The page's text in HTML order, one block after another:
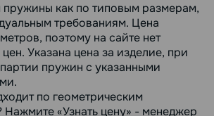
как по типовым размерам,
требованиям. Цена
поэтому на сайте нет
Указана цена за изделие, при
пружин с указанными
по геометрическим
Нажмите «Узнать цену» - менеджер